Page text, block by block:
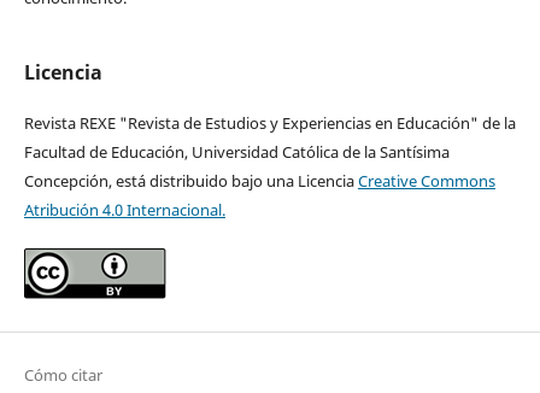
Licencia
Revista REXE "Revista de Estudios y Experiencias en Educación" de la
Facultad de Educación, Universidad Católica de la Santísima
Concepción, está distribuido bajo una LicenciaCreative Commons
Atribución 4.0 Internacional.
Cómo citar